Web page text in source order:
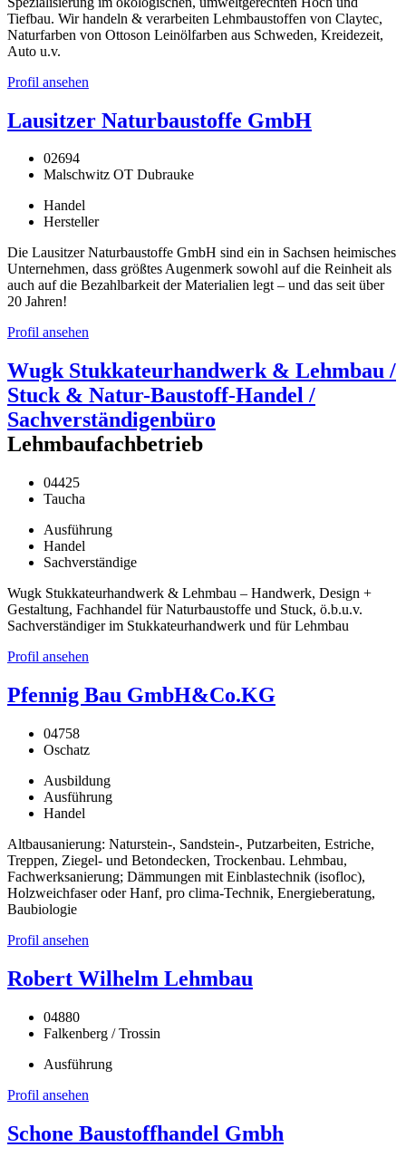
Tiefbau. Wir handeln & verarbeiten Lehmbaustoffen von Claytec,
Naturfarben von Ottoson Leinölfarben aus Schweden, Kreidezeit,
Auto u.v.
Profil ansehen
Lausitzer Naturbaustoffe GmbH
02694
Malschwitz OT Dubrauke
Handel
Hersteller
Die Lausitzer Naturbaustoffe GmbH sind ein in Sachsen heimisches
Unternehmen, dass größtes Augenmerk sowohl auf die Reinheit als
auch auf die Bezahlbarkeit der Materialien legt – und das seit über
20 Jahren!
Profil ansehen
Wugk Stukkateurhandwerk & Lehmbau /
Stuck & Natur-Baustoff-Handel /
Sachverständigenbüro
Lehmbaufachbetrieb
04425
Taucha
Ausführung
Handel
Sachverständige
Wugk Stukkateurhandwerk & Lehmbau – Handwerk, Design +
Gestaltung, Fachhandel für Naturbaustoffe und Stuck, ö.b.u.v.
Sachverständiger im Stukkateurhandwerk und für Lehmbau
Profil ansehen
Pfennig Bau GmbH&Co.KG
04758
Oschatz
Ausbildung
Ausführung
Handel
Altbausanierung: Naturstein-, Sandstein-, Putzarbeiten, Estriche,
Treppen, Ziegel- und Betondecken, Trockenbau. Lehmbau,
Fachwerksanierung; Dämmungen mit Einblastechnik (isofloc),
Holzweichfaser oder Hanf, pro clima-Technik, Energieberatung,
Baubiologie
Profil ansehen
Robert Wilhelm Lehmbau
04880
Falkenberg / Trossin
Ausführung
Profil ansehen
Schone Baustoffhandel Gmbh